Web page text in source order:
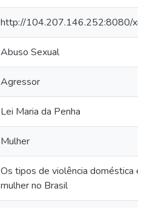
http://104.207.146.252:8080/
Abuso Sexual
Agressor
Lei Maria da Penha
Mulher
Os tipos de violência doméstica e
mulher no Brasil